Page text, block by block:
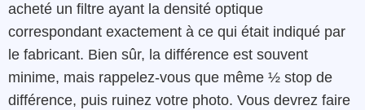
acheté un filtre ayant la densité optique
correspondant exactement à ce qui était indiqué par
le fabricant. Bien sûr, la différence est souvent
minime, mais rappelez-vous que même ½ stop de
différence, puis ruinez votre photo. Vous devrez faire